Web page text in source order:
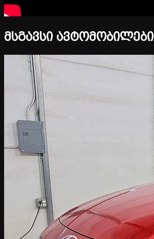
მსგავსი ავტომობილები